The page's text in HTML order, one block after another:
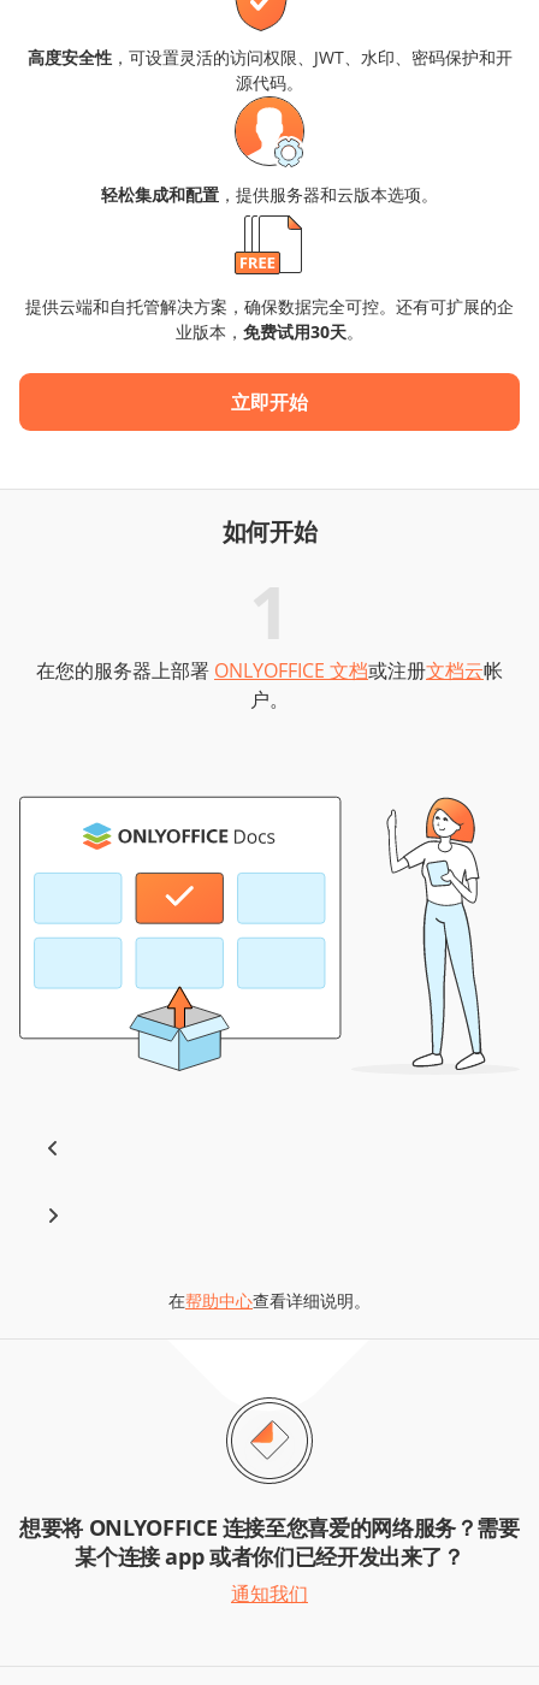
高度安全性，可设置灵活的访问权限、JWT、水印、密码保护和开
源代码。
轻松集成和配置 ，提供服务器和云版本选项。
提供云端和自托管解决方案，确保数据完全可控。还有可扩展的企
业版本， 免费试用30天。
立即开始
如何开始
1
在您的服务器上部署 ONLYOFFICE 文档或注册文档云帐
户。
在帮助中心查看详细说明。
想要将 ONLYOFFICE 连接至您喜爱的网络服务？需要
某个连接 app 或者你们已经开发出来了？
通知我们